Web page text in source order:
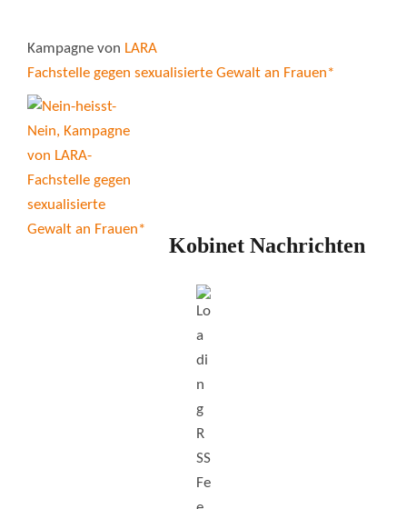
Kampagne von LARA
Fachstelle gegen sexualisierte Gewalt an Frauen*
Kobinet Nachrichten